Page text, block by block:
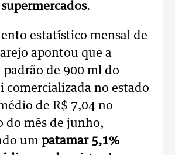
.
estatístico mensal de
apontou que a
padrão de 900 ml do
comercializada no estado
de R$ 7,04 no
do mês de junho,
um patamar 5,1%